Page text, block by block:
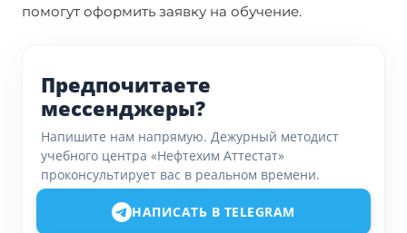
помогут оформить заявку на обучение.
Предпочитаете
мессенджеры?
Напишите нам напрямую. Дежурный методист
учебного центра «Нефтехим Аттестат»
проконсультирует вас в реальном времени.
НАПИСАТЬ В TELEGRAM